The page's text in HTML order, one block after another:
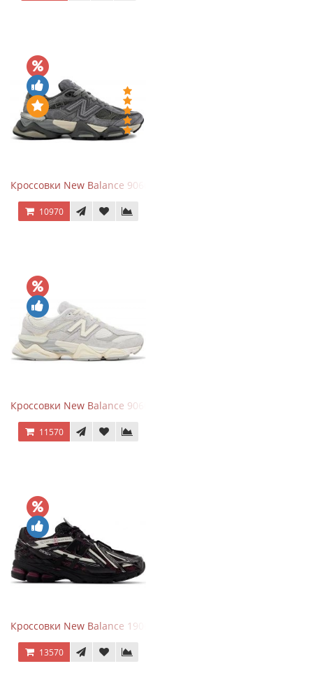
Кроссовки New Balance 9060 x Joe Freshgoods Dark Grey
10970
Кроссовки New Balance 9060 Quartz Grey
11570
Кроссовки New Balance 1906A Dragon Berry
13570